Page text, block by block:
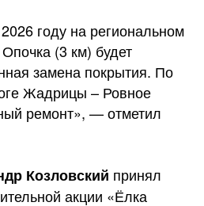
году на региональном
(3 км) будет
замена покрытия. По
Жадрицы – Ровное
ремонт», — отметил
Козловский принял
акции «Ёлка